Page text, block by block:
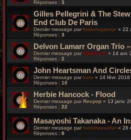
Réponses : 3
Gilles Pellegrini & The
End Club De Paris
Dernier message par funkinspector « 22
Réponses : 3
Delvon Lamarr Organ Trio
Dernier message par Wonder B « 14 avr.
Réponses : 2
John Heartsman And
Dernier message parkata « 14 févr.
Réponses : 10
Herbie Hancock - Flood
Dernier message par Revpop « 13 janv.
Réponses : 22
Masayoshi Takanaka - An
Dernier message parfunkinspector « 28
Réponses : 8